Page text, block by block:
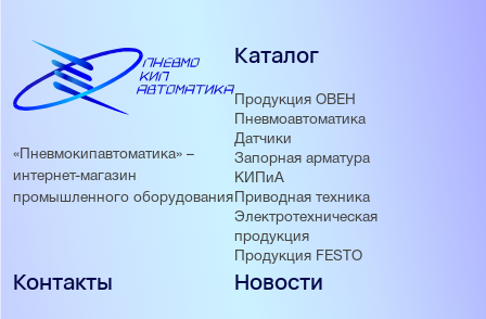
«Пневмокипавтоматика» –
интернет-магазин
промышленного оборудования
Каталог
Продукция ОВЕН
Пневмоавтоматика
Датчики
Запорная арматура
КИПиА
Приводная техника
Электротехническая
продукция
Продукция FESTO
Новости
Контакты